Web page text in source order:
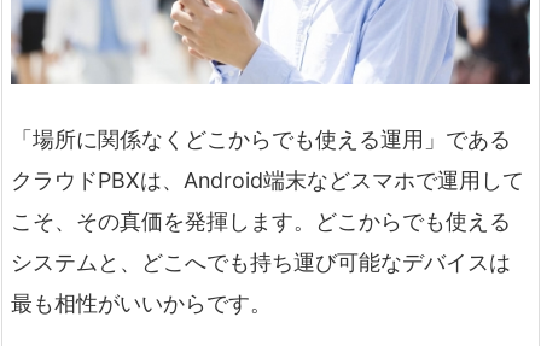
「場所に関係なくどこからでも使える運用」である
クラウドPBXは、Android端末などスマホで運用して
こそ、その真価を発揮します。どこからでも使える
システムと、どこへでも持ち運び可能なデバイスは
最も相性がいいからです。